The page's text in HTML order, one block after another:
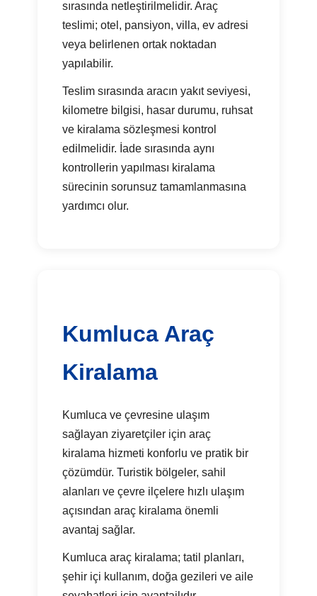
sırasında netleştirilmelidir. Araç
teslimi; otel, pansiyon, villa, ev adresi
veya belirlenen ortak noktadan
yapılabilir.
Teslim sırasında aracın yakıt seviyesi,
kilometre bilgisi, hasar durumu, ruhsat
ve kiralama sözleşmesi kontrol
edilmelidir. İade sırasında aynı
kontrollerin yapılması kiralama
sürecinin sorunsuz tamamlanmasına
yardımcı olur.
Kumluca Araç
Kiralama
Kumluca ve çevresine ulaşım
sağlayan ziyaretçiler için araç
kiralama hizmeti konforlu ve pratik bir
çözümdür. Turistik bölgeler, sahil
alanları ve çevre ilçelere hızlı ulaşım
açısından araç kiralama önemli
avantaj sağlar.
Kumluca araç kiralama; tatil planları,
şehir içi kullanım, doğa gezileri ve aile